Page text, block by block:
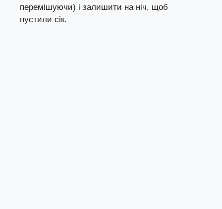
перемішуючи) і залишити на ніч, щоб
пустили сік.